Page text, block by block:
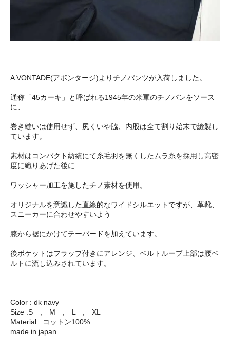
A VONTADE(アボンタージ)よりチノパンツが入荷しました。
通称「45カーキ」と呼ばれる1945年の米軍のチノパンをソース
に、
巻き縫いは使用せず、尻くいや脇、内股は全て割り始末で縫製し
ています。
素材はコンパクト紡績にて糸毛羽を無くしたムラ糸を採用し高密
度に織りあげた後に
ワッシャー加工を施したチノ素材を使用。
オリジナルを意識した直線的なワイドシルエットですが、革靴、
スニーカーに合わせやすいよう
膝から裾にかけてテーパードを加えています。
後ポケットはフラップ付きにアレンジ、ベルトループ上部は腰ベ
ルトに流し込みされています。
Color : dk navy
Size :S , M , L , XL
Material : コットン100%
made in japan